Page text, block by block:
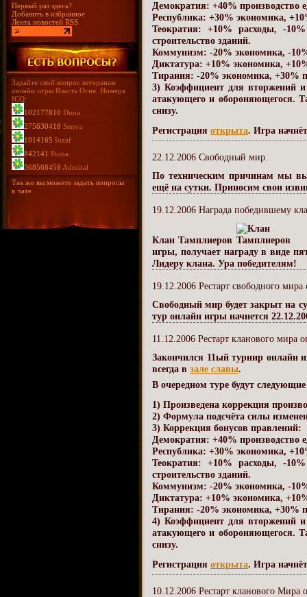
Демократия: +40% производство
Республика: +30% экономика,
Теократия: +10% расходы, -
строительство зданий.
Коммунизм: -20% экономика, -
Диктатура: +10% экономика,
Тирания: -20% экономика, +30%
3) Коэффициент для вторжений
атакующего и обороняющегося.
снизу.
Регистрация открыта. Игра
22.12.2006 Свободный мир.
По техническим причинам мы
ещё на сутки. Приносим свои
19.12.2006 Награда победившему
Клан Тамплиеров
игры, получает награду в виде
Лидеру клана. Ура победителям!
19.12.2006 Рестарт свободного
Свободный мир будет закрыт на
тур онлайн игры начнется
11.12.2006 Рестарт кланового мира
Закончился 11ый турнир онлайн
всегда в зале славы.
В очередном туре будут
1) Произведена коррекция
2) Формула подсчёта силы
3) Коррекция бонусов правлений:
Демократия: +40% производство
Республика: +30% экономика,
Теократия: +10% расходы, -
строительство зданий.
Коммунизм: -20% экономика, -
Диктатура: +10% экономика,
Тирания: -20% экономика, +30%
4) Коэффициент для вторжений
атакующего и обороняющегося.
снизу.
Регистрация открыта. Игра
10.12.2006 Рестарт кланового Мира
Первый раз здесь?
Добавить в избранное
Лента новостей RSS
Задайте свой вопрос ветеранам
онлайн игры Власть Огня. Номера
ICQ:
102177810 Duna
275630418 Senya
1914165 Iozaf
842141 Puma
368568458 Admiral
Так же вы можете задать вопросы
в чате